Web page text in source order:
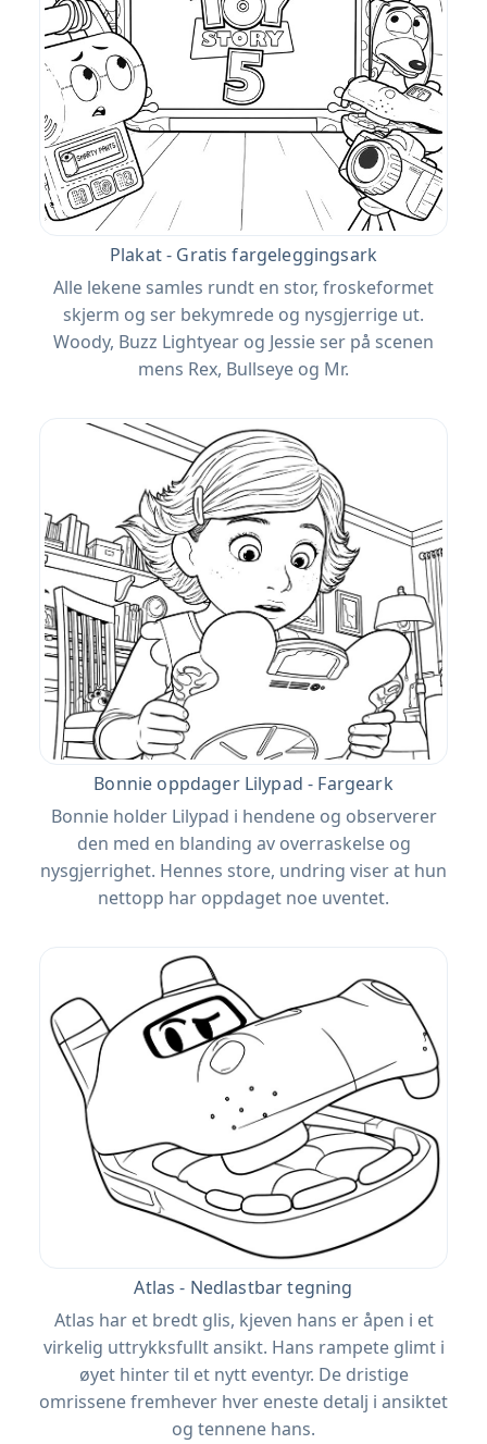
Plakat - Gratis fargeleggingsark
Alle lekene samles rundt en stor, froskeformet
skjerm og ser bekymrede og nysgjerrige ut.
Woody, Buzz Lightyear og Jessie ser på scenen
mens Rex, Bullseye og Mr.
Bonnie oppdager Lilypad - Fargeark
Bonnie holder Lilypad i hendene og observerer
den med en blanding av overraskelse og
nysgjerrighet. Hennes store, undring viser at hun
nettopp har oppdaget noe uventet.
Atlas - Nedlastbar tegning
Atlas har et bredt glis, kjeven hans er åpen i et
virkelig uttrykksfullt ansikt. Hans rampete glimt i
øyet hinter til et nytt eventyr. De dristige
omrissene fremhever hver eneste detalj i ansiktet
og tennene hans.